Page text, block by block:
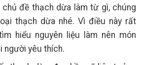
đề thạch dừa làm từ gì, chúng
thạch dừa nhé. Vì điều này rất
hiểu nguyên liệu làm nên món
người yêu thích.